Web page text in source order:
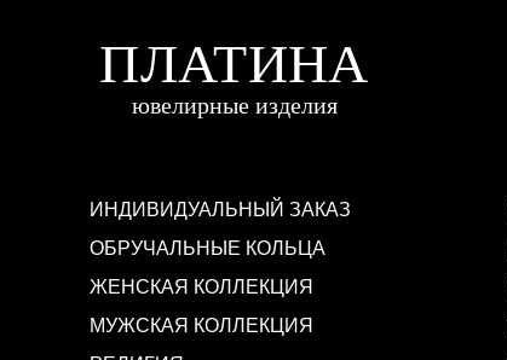
ИНДИВИДУАЛЬНЫЙ ЗАКАЗ
ОБРУЧАЛЬНЫЕ КОЛЬЦА
ЖЕНСКАЯ КОЛЛЕКЦИЯ
МУЖСКАЯ КОЛЛЕКЦИЯ